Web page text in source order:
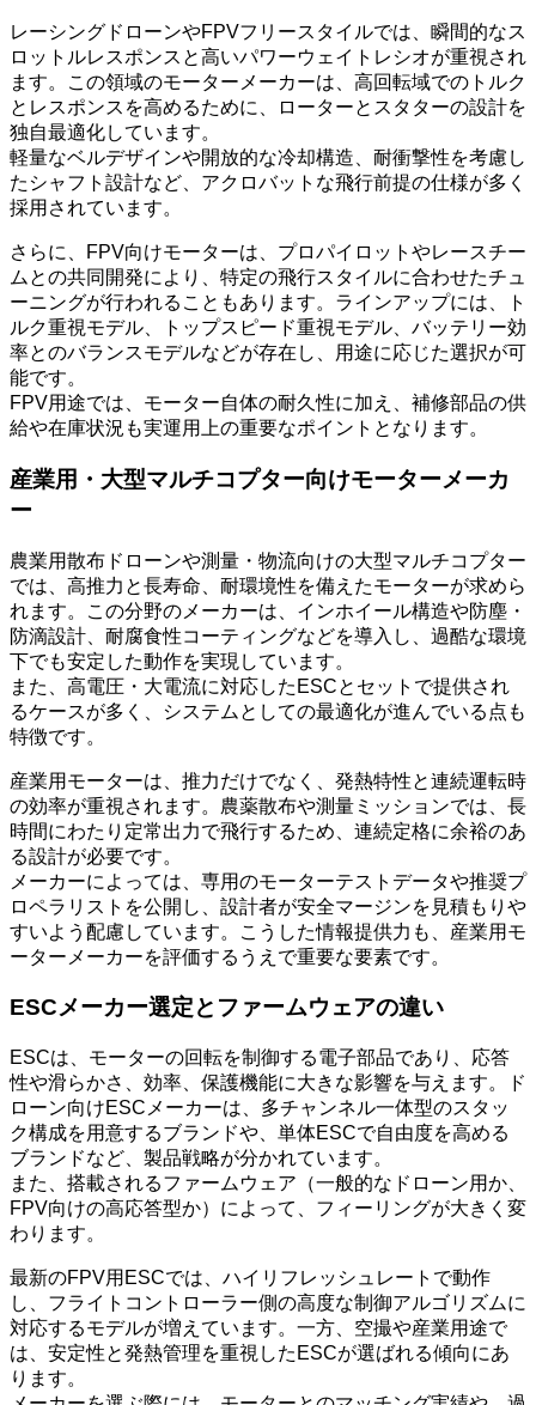
レーシングドローンやFPVフリースタイルでは、瞬間的なス
ロットルレスポンスと高いパワーウェイトレシオが重視され
ます。この領域のモーターメーカーは、高回転域でのトルク
とレスポンスを高めるために、ローターとスタターの設計を
独自最適化しています。
軽量なベルデザインや開放的な冷却構造、耐衝撃性を考慮し
たシャフト設計など、アクロバットな飛行前提の仕様が多く
採用されています。
さらに、FPV向けモーターは、プロパイロットやレースチー
ムとの共同開発により、特定の飛行スタイルに合わせたチュ
ーニングが行われることもあります。ラインアップには、ト
ルク重視モデル、トップスピード重視モデル、バッテリー効
率とのバランスモデルなどが存在し、用途に応じた選択が可
能です。
FPV用途では、モーター自体の耐久性に加え、補修部品の供
給や在庫状況も実運用上の重要なポイントとなります。
産業用・大型マルチコプター向けモーターメーカ
ー
農業用散布ドローンや測量・物流向けの大型マルチコプター
では、高推力と長寿命、耐環境性を備えたモーターが求めら
れます。この分野のメーカーは、インホイール構造や防塵・
防滴設計、耐腐食性コーティングなどを導入し、過酷な環境
下でも安定した動作を実現しています。
また、高電圧・大電流に対応したESCとセットで提供され
るケースが多く、システムとしての最適化が進んでいる点も
特徴です。
産業用モーターは、推力だけでなく、発熱特性と連続運転時
の効率が重視されます。農薬散布や測量ミッションでは、長
時間にわたり定常出力で飛行するため、連続定格に余裕のあ
る設計が必要です。
メーカーによっては、専用のモーターテストデータや推奨プ
ロペラリストを公開し、設計者が安全マージンを見積もりや
すいよう配慮しています。こうした情報提供力も、産業用モ
ーターメーカーを評価するうえで重要な要素です。
ESCメーカー選定とファームウェアの違い
ESCは、モーターの回転を制御する電子部品であり、応答
性や滑らかさ、効率、保護機能に大きな影響を与えます。ド
ローン向けESCメーカーは、多チャンネル一体型のスタッ
ク構成を用意するブランドや、単体ESCで自由度を高める
ブランドなど、製品戦略が分かれています。
また、搭載されるファームウェア（一般的なドローン用か、
FPV向けの高応答型か）によって、フィーリングが大きく変
わります。
最新のFPV用ESCでは、ハイリフレッシュレートで動作
し、フライトコントローラー側の高度な制御アルゴリズムに
対応するモデルが増えています。一方、空撮や産業用途で
は、安定性と発熱管理を重視したESCが選ばれる傾向にあ
ります。